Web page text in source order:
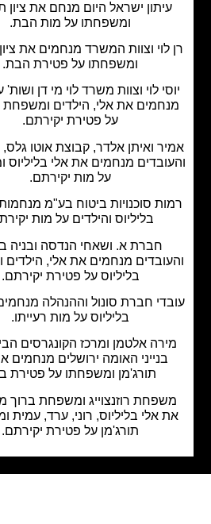
ישראל היום מנחם את ציון תורג'מן
ומשפחתו על מות הבת.
וצוות המשרד מנחמים את ציון תורג'מן
ומשפחתו על פטירת הבת.
לוי וצוות משרד לוי מי דן ושות' עורכי דין
את אלי, הילדים ומשפחת בליליוס
על פטירת יקירתם.
ואיתן אלדר, קבוצת אוטו גלס,
מנחמים את אלי בליליוס
על מות יקירתם.
סוכנויות ביטוח בע"מ מנחמות את אלי
בליליוס והילדים על מות יקירתם.
חברת א. ושאחי הנדסה ובניה בע"מ
מנחמים את אלי, הילדים
בליליוס על פטירת יקירתם.
חברת סונול וההנהלה מנחמים את
בליליוס על מות רעייתו.
אלטמן ומרכז הקונגרסים הבינלאומי
בנייני האומה ירושלים מנחמים את ציון
תורג'מן ומשפחתו על פטירת בתו.
רוזנצוייג ומשפחת ברוך מנחמות
אלי בליליוס, רוני, ערד, עמית ומשפחת
תורג'מן על פטירת יקירתם.